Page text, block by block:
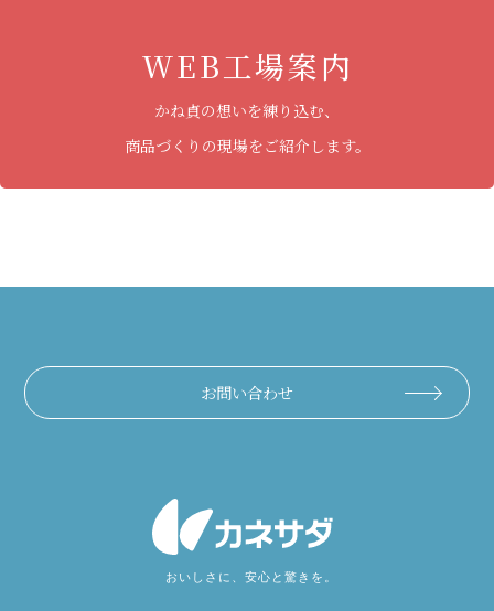
WEB工場案内
かね貞の想いを練り込む、
商品づくりの現場をご紹介します。
お問い合わせ